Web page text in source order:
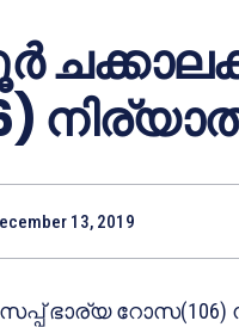
13, 2019
ഭാര്യ